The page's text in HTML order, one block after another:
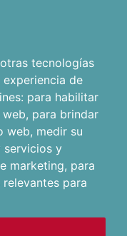
tecnologías
de
para habilitar
, para brindar
web, medir su
servicios y
marketing, para
para